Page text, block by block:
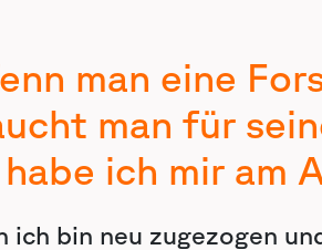
man eine
man für
habe ich mir am
ich bin neu zugezogen